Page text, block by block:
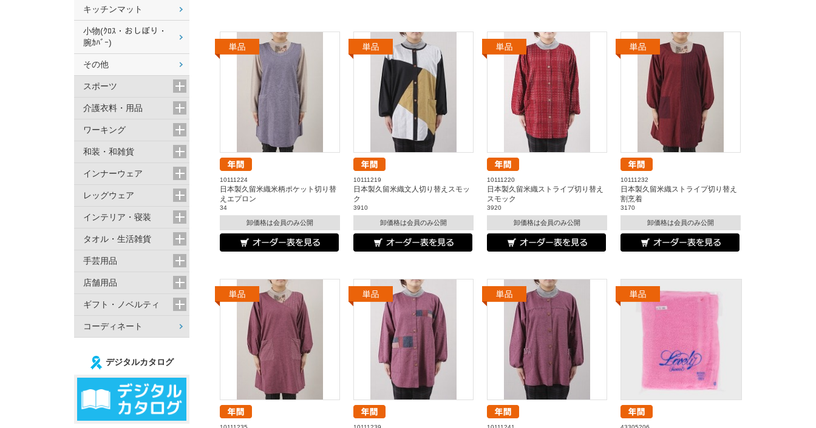
10111224
日本製久留米織米柄ポケット切り替
えエプロン
34
卸価格は会員のみ公開
10111219
日本製久留米織文人切り替えスモッ
ク
3910
卸価格は会員のみ公開
10111220
日本製久留米織ストライプ切り替え
スモック
3920
卸価格は会員のみ公開
10111232
日本製久留米織ストライプ切り替え
割烹着
3170
卸価格は会員のみ公開
キッチンマット
小物(ｸﾛｽ・おしぼり・
腕ｶﾊﾞｰ)
その他
スポーツ
介護衣料・用品
ワーキング
和装・和雑貨
インナーウェア
レッグウェア
インテリア・寝装
タオル・生活雑貨
手芸用品
店舗用品
ギフト・ノベルティ
コーディネート
デジタルカタログ